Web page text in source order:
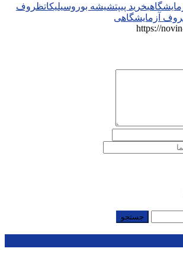
خرید پیپتشیشه بوروسیلیکاتظروف
آزمایشگاهی
https://